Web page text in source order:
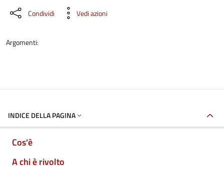
Condividi Vedi azioni
Argomenti:
INDICE DELLA PAGINA
Cos'è
A chi è rivolto